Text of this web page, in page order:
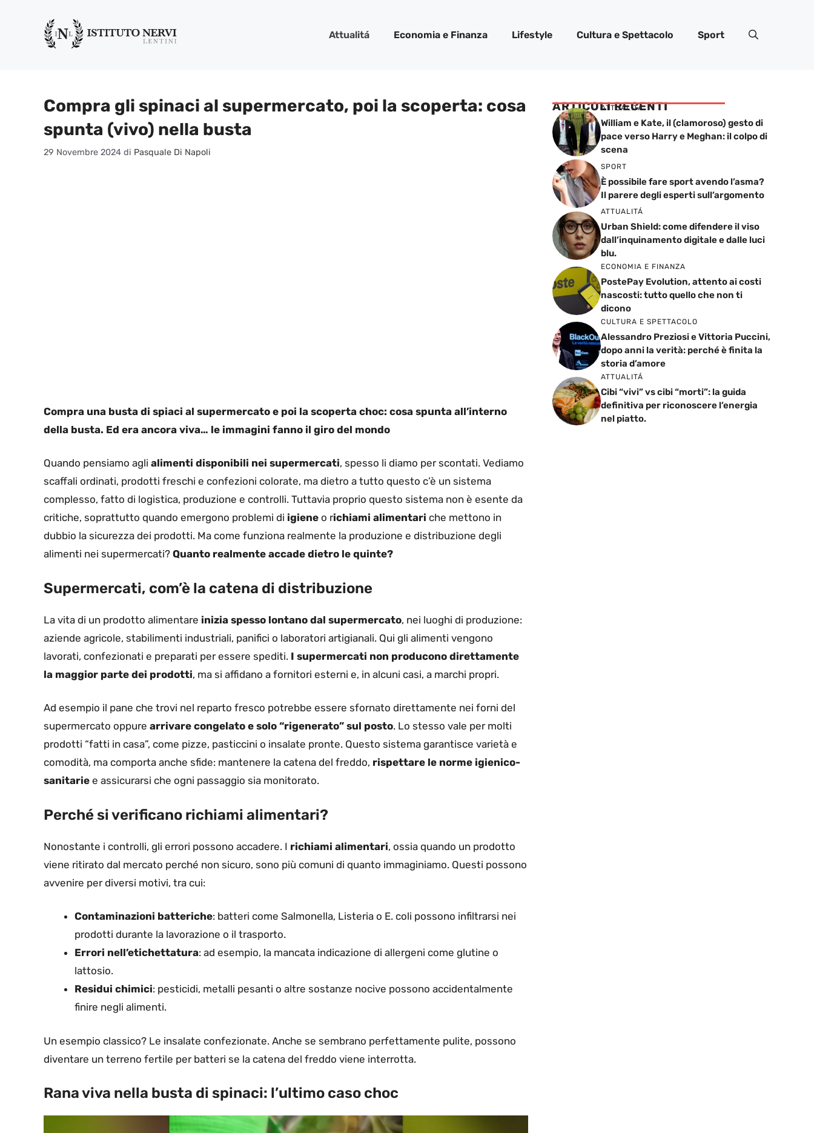
contenuto
Attualitá Economia e Finanza Lifestyle Cultura e Spettacolo Sport
Compra gli spinaci al supermercato, poi la scoperta: cosa
spunta (vivo) nella busta
29 Novembre 2024 di Pasquale Di Napoli
Compra una busta di spiaci al supermercato e poi la scoperta choc: cosa spunta all’interno
della busta. Ed era ancora viva… le immagini fanno il giro del mondo
Quando pensiamo agli alimenti disponibili nei supermercati, spesso li diamo per scontati. Vediamo
scaffali ordinati, prodotti freschi e confezioni colorate, ma dietro a tutto questo c’è un sistema
complesso, fatto di logistica, produzione e controlli. Tuttavia proprio questo sistema non è esente da
critiche, soprattutto quando emergono problemi di igiene o richiami alimentari che mettono in
dubbio la sicurezza dei prodotti. Ma come funziona realmente la produzione e distribuzione degli
alimenti nei supermercati? Quanto realmente accade dietro le quinte?
Supermercati, com’è la catena di distribuzione
La vita di un prodotto alimentare inizia spesso lontano dal supermercato, nei luoghi di produzione:
aziende agricole, stabilimenti industriali, panifici o laboratori artigianali. Qui gli alimenti vengono
lavorati, confezionati e preparati per essere spediti. I supermercati non producono direttamente
la maggior parte dei prodotti, ma si affidano a fornitori esterni e, in alcuni casi, a marchi propri.
Ad esempio il pane che trovi nel reparto fresco potrebbe essere sfornato direttamente nei forni del
supermercato oppure arrivare congelato e solo “rigenerato” sul posto. Lo stesso vale per molti
prodotti “fatti in casa”, come pizze, pasticcini o insalate pronte. Questo sistema garantisce varietà e
comodità, ma comporta anche sfide: mantenere la catena del freddo, rispettare le norme igienico-
sanitarie e assicurarsi che ogni passaggio sia monitorato.
Perché si verificano richiami alimentari?
Nonostante i controlli, gli errori possono accadere. I richiami alimentari, ossia quando un prodotto
viene ritirato dal mercato perché non sicuro, sono più comuni di quanto immaginiamo. Questi possono
avvenire per diversi motivi, tra cui:
Contaminazioni batteriche: batteri come Salmonella, Listeria o E. coli possono infiltrarsi nei
prodotti durante la lavorazione o il trasporto.
Errori nell’etichettatura: ad esempio, la mancata indicazione di allergeni come glutine o
lattosio.
Residui chimici: pesticidi, metalli pesanti o altre sostanze nocive possono accidentalmente
finire negli alimenti.
Un esempio classico? Le insalate confezionate. Anche se sembrano perfettamente pulite, possono
diventare un terreno fertile per batteri se la catena del freddo viene interrotta.
Rana viva nella busta di spinaci: l’ultimo caso choc
ARTICOLI RECENTI
ATTUALITÁ
William e Kate, il (clamoroso) gesto di
pace verso Harry e Meghan: il colpo di
scena
SPORT
È possibile fare sport avendo l’asma?
Il parere degli esperti sull’argomento
ATTUALITÁ
Urban Shield: come difendere il viso
dall’inquinamento digitale e dalle luci
blu.
ECONOMIA E FINANZA
PostePay Evolution, attento ai costi
nascosti: tutto quello che non ti
dicono
CULTURA E SPETTACOLO
Alessandro Preziosi e Vittoria Puccini,
dopo anni la verità: perché è finita la
storia d’amore
ATTUALITÁ
Cibi “vivi” vs cibi “morti”: la guida
definitiva per riconoscere l’energia
nel piatto.